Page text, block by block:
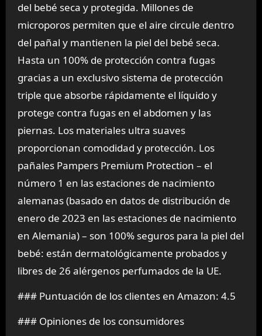
del bebé seca y protegida. Millones de
microporos permiten que el aire circule dentro
del pañal y mantienen la piel del bebé seca.
Hasta un 100% de protección contra fugas
gracias a un exclusivo sistema de protección
triple que absorbe rápidamente el líquido y
protege contra fugas en el abdomen y las
piernas. Los materiales ultra suaves
proporcionan comodidad y protección. Los
pañales Pampers Premium Protection – el
número 1 en las estaciones de nacimiento
alemanas (basado en datos de distribución de
enero de 2023 en las estaciones de nacimiento
en Alemania) – son 100% seguros para la piel del
bebé: están dermatológicamente probados y
libres de 26 alérgenos perfumados de la UE.
### Puntuación de los clientes en Amazon: 4.5
### Opiniones de los consumidores